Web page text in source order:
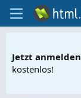
Jetzt anmelden
kostenlos!